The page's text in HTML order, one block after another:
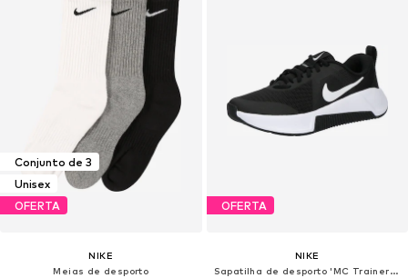
Conjunto de 3
Unisex
OFERTA
NIKE
Meias de desporto
OFERTA
NIKE
Sapatilha de desporto 'MC Trainer 3'